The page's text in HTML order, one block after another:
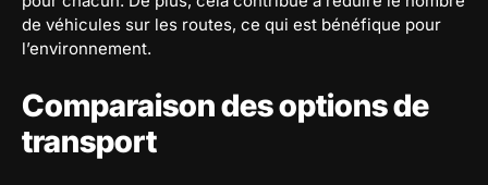
de véhicules sur les routes, ce qui est bénéfique pour
l’environnement.
Comparaison des options de
transport